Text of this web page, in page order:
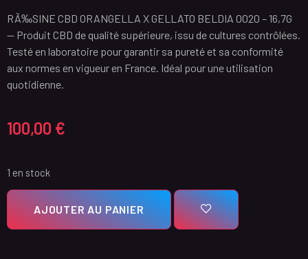
RÃ‰SINE CBD ORANGELLA X GELLATO BELDIA 0020 – 16,7G
— Produit CBD de qualité supérieure, issu de cultures contrôlées.
Testé en laboratoire pour garantir sa pureté et sa conformité
aux normes en vigueur en France. Idéal pour une utilisation
quotidienne.
100,00 €
1 en stock
AJOUTER AU PANIER